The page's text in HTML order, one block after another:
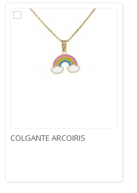
COLGANTE ARCOIRIS